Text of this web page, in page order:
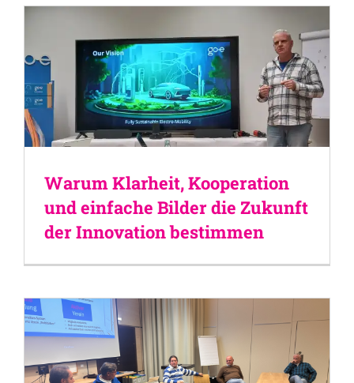
Warum Klarheit, Kooperation
und einfache Bilder die Zukunft
der Innovation bestimmen